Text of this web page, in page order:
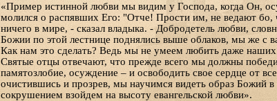
«Пример истинной любви мы видим у Господа, когда Он,
молился о распявших Его: "Отче! Прости им, не ведают
ничего в мире, - сказал владыка. - Добродетель любви,
Божии по этой лестнице поднялись выше облаков, мы же с
Как нам это сделать? Ведь мы не умеем любить даже
Святые отцы отвечают, что прежде всего мы должны
памятозлобие, осуждение – и освободить свое сердце от
очистившись и прозрев, мы научимся видеть образ Божий
сокрушением взойдем на высоту евангельской любви».